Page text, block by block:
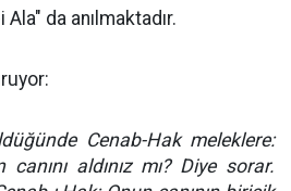
da anılmaktadır.
Cenab-Hak meleklere:
aldınız mı? Diye sorar.